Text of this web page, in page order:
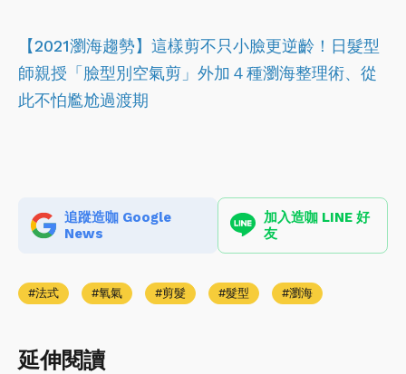
【2021瀏海趨勢】這樣剪不只小臉更逆齡！日髮型
師親授「臉型別空氣剪」外加４種瀏海整理術、從
此不怕尷尬過渡期
追蹤造咖 Google
News
加入造咖 LINE 好
友
法式 氧氣 剪髮 髮型 瀏海
延伸閱讀